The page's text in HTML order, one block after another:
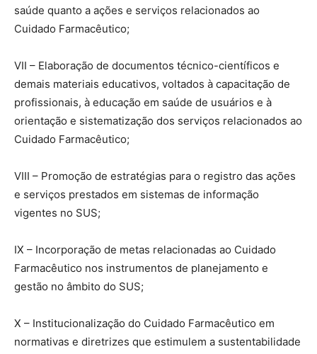
saúde quanto a ações e serviços relacionados ao
Cuidado Farmacêutico;
VII – Elaboração de documentos técnico-científicos e
demais materiais educativos, voltados à capacitação de
profissionais, à educação em saúde de usuários e à
orientação e sistematização dos serviços relacionados ao
Cuidado Farmacêutico;
VIII – Promoção de estratégias para o registro das ações
e serviços prestados em sistemas de informação
vigentes no SUS;
IX – Incorporação de metas relacionadas ao Cuidado
Farmacêutico nos instrumentos de planejamento e
gestão no âmbito do SUS;
X – Institucionalização do Cuidado Farmacêutico em
normativas e diretrizes que estimulem a sustentabilidade